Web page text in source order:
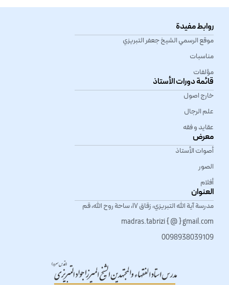
سیرة الشیخ
اتصال مباشر – روضة
صورة الدروة الصیفیة
شهر الرمضان
آگوست 23, 2009
روابط مفيدة
موقع الرسمي الشیخ جعفر التبريزي
مناسبات
مؤلفات
قائمة دورات الأستاذ
خارج اصول
علم الرجال
عقاید و فقه
معرض
أصوات الأستاذ
الصور
أفلام
العنوان
مدرسة آية الله التبريزي، زقاق ١٧، ساحة روح الله، قم
madras.tabrizi { @ } gmail.com
0098938039109